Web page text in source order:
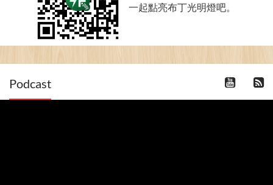
一起點亮布丁光明燈吧。
Podcast